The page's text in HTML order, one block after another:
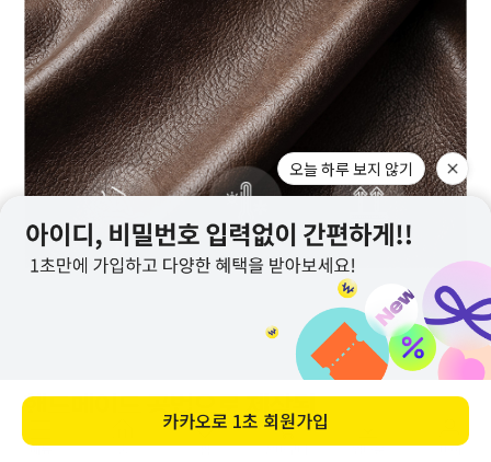
메뉴 홈 찜 장바구니 앱다운 마이
오늘 하루 보지 않기
카카오로 1초 회원가입